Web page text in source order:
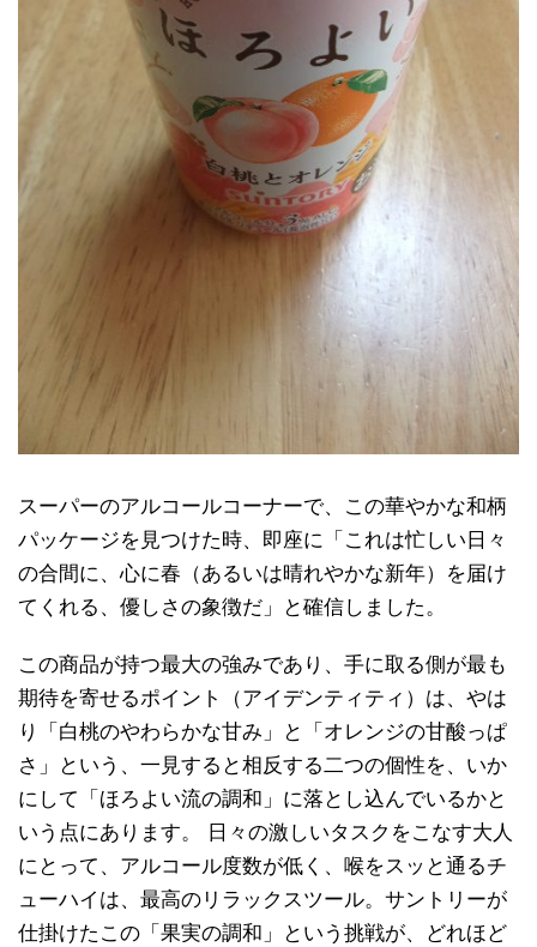
スーパーのアルコールコーナーで、この華やかな和柄
パッケージを見つけた時、即座に「これは忙しい日々
の合間に、心に春（あるいは晴れやかな新年）を届け
てくれる、優しさの象徴だ」と確信しました。
この商品が持つ最大の強みであり、手に取る側が最も
期待を寄せるポイント（アイデンティティ）は、やは
り「白桃のやわらかな甘み」と「オレンジの甘酸っぱ
さ」という、一見すると相反する二つの個性を、いか
にして「ほろよい流の調和」に落とし込んでいるかと
いう点にあります。 日々の激しいタスクをこなす大人
にとって、アルコール度数が低く、喉をスッと通るチ
ューハイは、最高のリラックスツール。サントリーが
仕掛けたこの「果実の調和」という挑戦が、どれほど